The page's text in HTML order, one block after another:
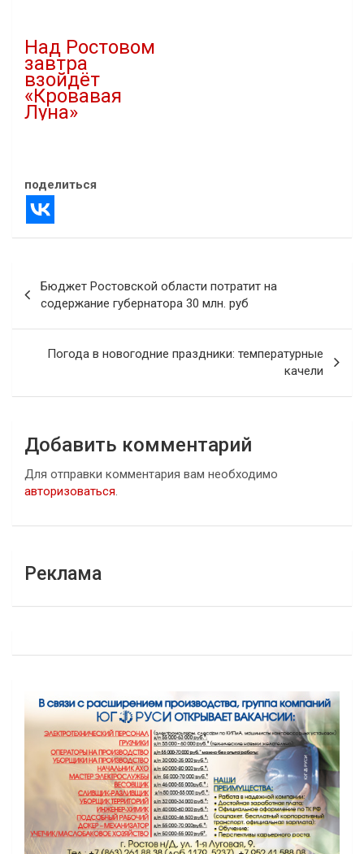
Над Ростовом
завтра
взойдёт
«Кровавая
Луна»
поделиться
по
записям
Бюджет Ростовской области потратит на
содержание губернатора 30 млн. руб
Погода в новогодние праздники: температурные
качели
Добавить комментарий
Для отправки комментария вам необходимо
авторизоваться.
Реклама